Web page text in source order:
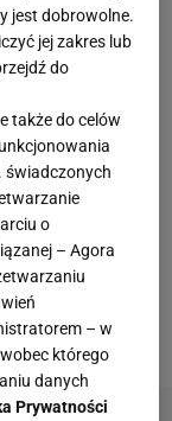
City po
ani
"Lisów"
w 13
asysty.
dziewięć
bramkę) oraz
(21
jest dobrowolne.
jej zakres lub
do
także do celów
świadczonych
o
– Agora
– w
którego
danych
Prywatności